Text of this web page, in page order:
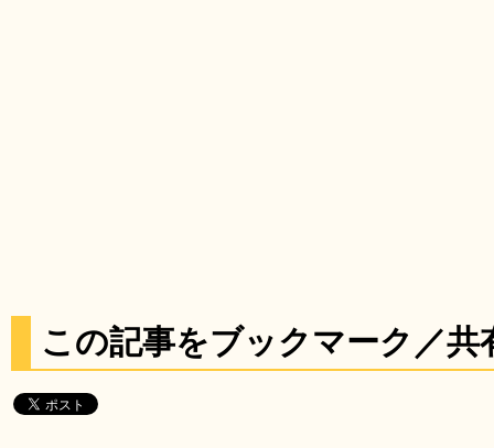
この記事をブックマーク／共